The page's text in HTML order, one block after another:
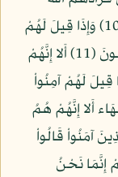
مَرَضاً وَلَهُم عَذَابٌ أَلِيمٌ بِمَا كَانُوا يَكْذِبُونَ (10) وَإِذَا قِيلَ لَهُمْ
لاَ تُفْسِدُواْ فِي الأَرْضِ قَالُواْ إِنَّمَا نَحْنُ مُصْلِحُونَ (11) أَلا إِنَّهُمْ
لاَّ يَشْعُرُونَ (12) وَإِذَا قِيلَ لَهُمْ آمِنُواْ
أَلا إِنَّهُمْ هُمُ
وَإِذَا لَقُواْ الَّذِينَ آمَنُواْ قَالُواْ
إِنَّمَا نَحْنُ